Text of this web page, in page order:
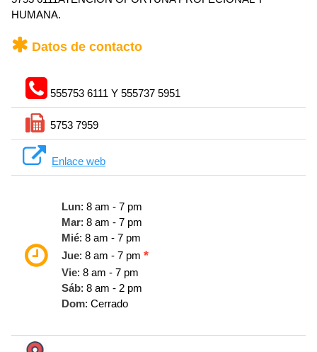
HUMANA.
Datos de contacto
555753 6111 Y 555737 5951
5753 7959
Enlace web
Lun: 8 am - 7 pm
Mar: 8 am - 7 pm
Mié: 8 am - 7 pm
Jue: 8 am - 7 pm *
Vie: 8 am - 7 pm
Sáb: 8 am - 2 pm
Dom: Cerrado